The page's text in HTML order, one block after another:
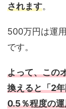
されます。
500万円は運
です。
よって、この
換えると「2
0.5％程度の